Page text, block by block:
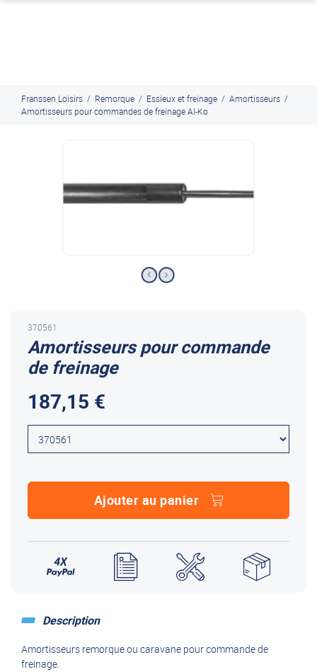
Franssen Loisirs / Remorque / Essieux et freinage / Amortisseurs /
Amortisseurs pour commandes de freinage Al-Ko
Amortisseurs pour commande
de freinage
370561
187,15 €
Ajouter au panier
Description
Amortisseurs remorque ou caravane pour commande de
freinage.